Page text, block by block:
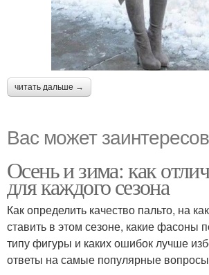
читать дальше →
Вас может
Осень и зима: как
для каждого сезона
Как определить качество пальто, на
ставить в этом сезоне, какие фасоны
типу фигуры и каких ошибок лучше
ответы на самые популярные